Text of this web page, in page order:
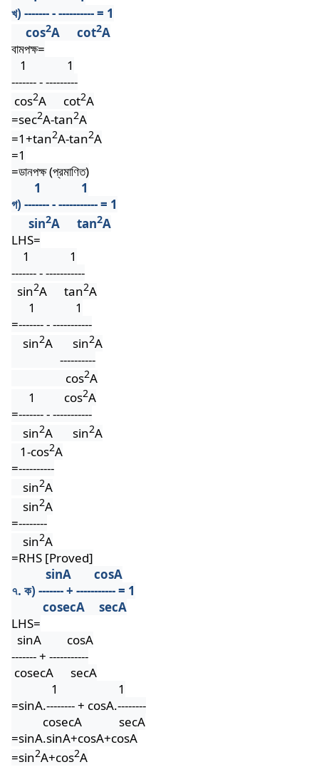
খ) ------- - ---------- = 1
cos2A cot2A
বামপক্ষ=
1
1
------- - ---------
cos2A cot2A
=sec2A-tan2A
=1+tan2A-tan2A
=1
=ডানপক্ষ (প্রমাণিত)
1
1
গ) ------- - ----------- = 1
sin2A tan2A
LHS=
1
1
------- - -----------
sin2A tan2A
1
1
=------- - -----------
sin2A sin2A
----------
cos2A
1
cos2A
=------- - -----------
sin2A sin2A
1-cos2A
=----------
sin2A
sin2A
=--------
sin2A
=RHS [Proved]
sinA
cosA
৭. ক) ------- + ----------- = 1
cosecA
secA
LHS=
sinA
cosA
------- + -----------
cosecA
secA
1
1
=sinA.-------- + cosA.--------
cosecA
secA
=sinA.sinA+cosA+cosA
=sin2A+cos2A